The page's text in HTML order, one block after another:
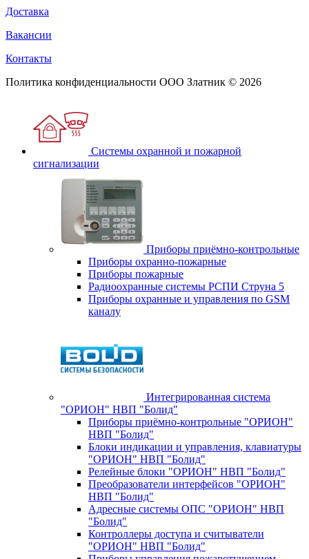
Доставка
Вакансии
Контакты
Политика конфиденциальности ООО Златник © 2026
Системы охранной и пожарной
сигнализации
Приборы приёмно-контрольные
Приборы охранно-пожарные
Приборы пожарные
Радиоохранные системы РСПИ Струна 5
Приборы охранные и управления по GSM
каналу
Интегрированная система
"ОРИОН" НВП "Болид"
Приборы приёмно-контрольные "ОРИОН"
НВП "Болид"
Блоки индикации и управления, клавиатуры
"ОРИОН" НВП "Болид"
Релейные блоки "ОРИОН" НВП "Болид"
Преобразователи интерфейсов "ОРИОН"
НВП "Болид"
Адресные системы ОПС "ОРИОН" НВП
"Болид"
Контроллеры доступа и считыватели
"ОРИОН" НВП "Болид"